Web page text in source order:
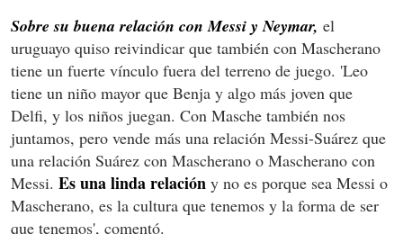
Sobre su buena relación con Messi y Neymar, el
uruguayo quiso reivindicar que también con Mascherano
tiene un fuerte vínculo fuera del terreno de juego. 'Leo
tiene un niño mayor que Benja y algo más joven que
Delfi, y los niños juegan. Con Masche también nos
juntamos, pero vende más una relación Messi-Suárez que
una relación Suárez con Mascherano o Mascherano con
Messi. Es una linda relación y no es porque sea Messi o
Mascherano, es la cultura que tenemos y la forma de ser
que tenemos', comentó.